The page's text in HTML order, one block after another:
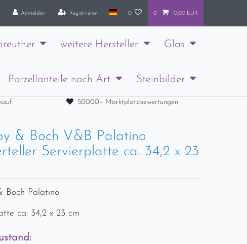
Anmelden Registrieren 0 0 0,00 EUR
weitere Hersteller Glas
Porzellanteile nach Art Steinbilder
50000+ Marktplatzbewertungen
& Boch V&B Palatino
Servierplatte ca. 34,2 x 23
Boch Palatino
ca. 34,2 x 23 cm